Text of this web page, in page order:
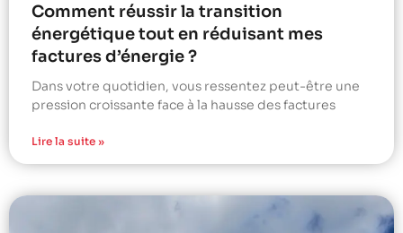
Comment réussir la transition
énergétique tout en réduisant mes
factures d’énergie ?
Dans votre quotidien, vous ressentez peut-être une
pression croissante face à la hausse des factures
Lire la suite »